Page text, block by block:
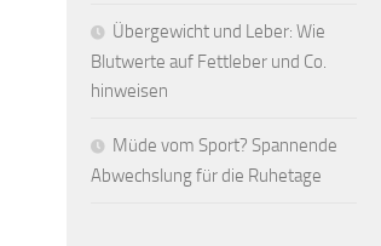
Übergewicht und Leber: Wie
Blutwerte auf Fettleber und Co.
hinweisen
Müde vom Sport? Spannende
Abwechslung für die Ruhetage